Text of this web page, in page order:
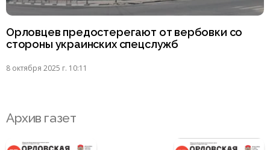
Орловцев предостерегают от вербовки со
стороны украинских спецслужб
8 октября 2025 г. 10:11
Архив газет